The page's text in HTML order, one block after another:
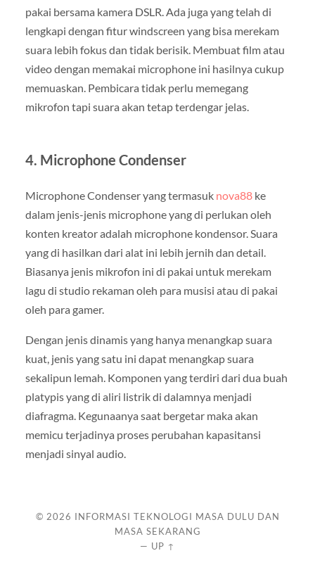
pakai bersama kamera DSLR. Ada juga yang telah di
lengkapi dengan fitur windscreen yang bisa merekam
suara lebih fokus dan tidak berisik. Membuat film atau
video dengan memakai microphone ini hasilnya cukup
memuaskan. Pembicara tidak perlu memegang
mikrofon tapi suara akan tetap terdengar jelas.
4. Microphone Condenser
Microphone Condenser yang termasuk nova88ke
dalam jenis-jenis microphone yang di perlukan oleh
konten kreator adalah microphone kondensor. Suara
yang di hasilkan dari alat ini lebih jernih dan detail.
Biasanya jenis mikrofon ini di pakai untuk merekam
lagu di studio rekaman oleh para musisi atau di pakai
oleh para gamer.
Dengan jenis dinamis yang hanya menangkap suara
kuat, jenis yang satu ini dapat menangkap suara
sekalipun lemah. Komponen yang terdiri dari dua buah
platypis yang di aliri listrik di dalamnya menjadi
diafragma. Kegunaanya saat bergetar maka akan
memicu terjadinya proses perubahan kapasitansi
menjadi sinyal audio.
© 2026 INFORMASI TEKNOLOGI MASA DULU DAN
MASA SEKARANG
— UP ↑